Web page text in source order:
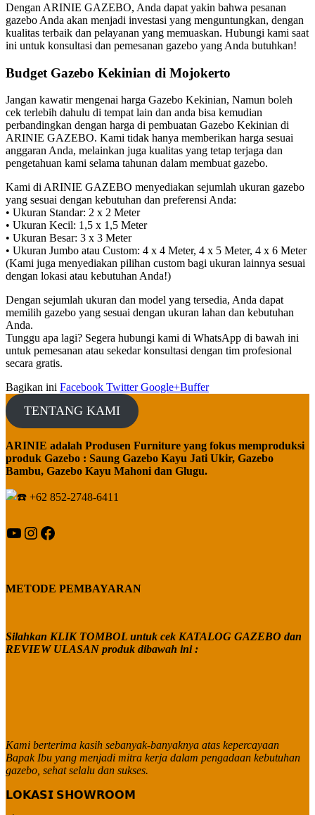
Dengan ARINIE GAZEBO, Anda dapat yakin bahwa pesanan
gazebo Anda akan menjadi investasi yang menguntungkan, dengan
kualitas terbaik dan pelayanan yang memuaskan. Hubungi kami saat
ini untuk konsultasi dan pemesanan gazebo yang Anda butuhkan!
Budget Gazebo Kekinian di Mojokerto
Jangan kawatir mengenai harga Gazebo Kekinian, Namun boleh
cek terlebih dahulu di tempat lain dan anda bisa kemudian
perbandingkan dengan harga di pembuatan Gazebo Kekinian di
ARINIE GAZEBO. Kami tidak hanya memberikan harga sesuai
anggaran Anda, melainkan juga kualitas yang tetap terjaga dan
pengetahuan kami selama tahunan dalam membuat gazebo.
Kami di ARINIE GAZEBO menyediakan sejumlah ukuran gazebo
yang sesuai dengan kebutuhan dan preferensi Anda:
• Ukuran Standar: 2 x 2 Meter
• Ukuran Kecil: 1,5 x 1,5 Meter
• Ukuran Besar: 3 x 3 Meter
• Ukuran Jumbo atau Custom: 4 x 4 Meter, 4 x 5 Meter, 4 x 6 Meter
(Kami juga menyediakan pilihan custom bagi ukuran lainnya sesuai
dengan lokasi atau kebutuhan Anda!)
Dengan sejumlah ukuran dan model yang tersedia, Anda dapat
memilih gazebo yang sesuai dengan ukuran lahan dan kebutuhan
Anda.
Tunggu apa lagi? Segera hubungi kami di WhatsApp di bawah ini
untuk pemesanan atau sekedar konsultasi dengan tim profesional
secara gratis.
Bagikan ini Facebook TwitterGoogle+Buffer
TENTANG KAMI
ARINIE adalah Produsen Furniture yang fokus memproduksi
produk Gazebo : Saung Gazebo Kayu Jati Ukir, Gazebo
Bambu, Gazebo Kayu Mahoni dan Glugu.
+62 852-2748-6411
YouTube
Instagram
Facebook
METODE PEMBAYARAN
Silahkan KLIK TOMBOL untuk cek KATALOG GAZEBO dan
REVIEW ULASAN produk dibawah ini :
Kami berterima kasih sebanyak-banyaknya atas kepercayaan
Bapak Ibu yang menjadi mitra kerja dalam pengadaan kebutuhan
gazebo, sehat selalu dan sukses.
𝗟𝗢𝗞𝗔𝗦𝗜 𝗦𝗛𝗢𝗪𝗥𝗢𝗢𝗠